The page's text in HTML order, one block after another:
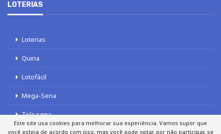
LOTERIAS
Loterias
Quina
Lotofácil
Mega-Sena
Tele sena
Este site usa cookies para melhorar sua experiência. Vamos supor que
você esteja de acordo com isso, mas você pode optar por não participar, se